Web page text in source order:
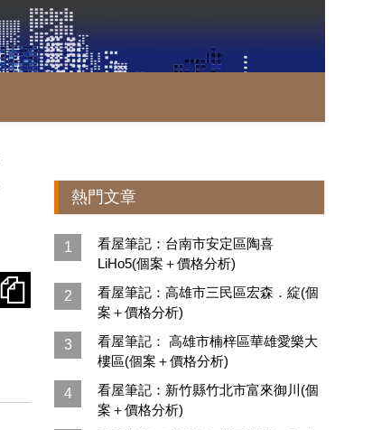
熱門文章
1
看屋筆記：台南市安定區陶喜
LiHo5(個案＋價格分析)
2
看屋筆記：高雄市三民區宏森．綻(個
案＋價格分析)
3
看屋筆記： 高雄市楠梓區華雄愛樂大
樓區(個案＋價格分析)
4
看屋筆記：新竹縣竹北市富來御川(個
案＋價格分析)